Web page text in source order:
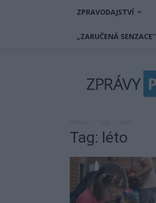
ZPRAVODAJSTVÍ
„ZARUČENÁ SENZACE“
Příbram
Tag: léto